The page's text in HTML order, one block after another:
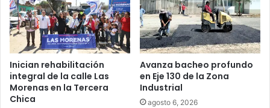
Inician rehabilitación
integral de la calle Las
Morenas en la Tercera
Chica
Avanza bacheo profundo
en Eje 130 de la Zona
Industrial
agosto 6, 2026